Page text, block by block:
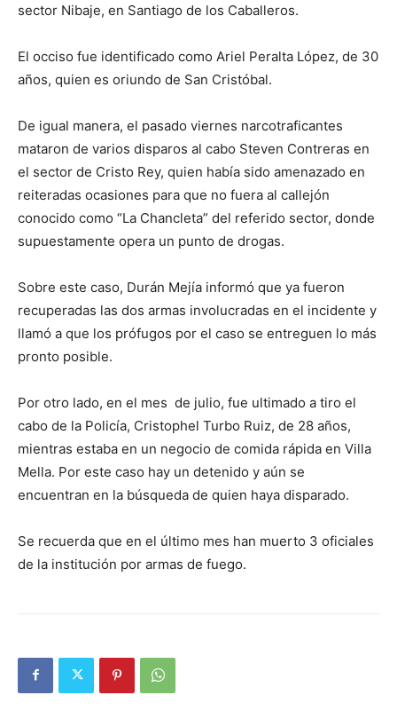
sector Nibaje, en Santiago de los Caballeros.
El occiso fue identificado como Ariel Peralta López, de 30
años, quien es oriundo de San Cristóbal.
De igual manera, el pasado viernes narcotraficantes
mataron de varios disparos al cabo Steven Contreras en
el sector de Cristo Rey, quien había sido amenazado en
reiteradas ocasiones para que no fuera al callejón
conocido como “La Chancleta” del referido sector, donde
supuestamente opera un punto de drogas.
Sobre este caso, Durán Mejía informó que ya fueron
recuperadas las dos armas involucradas en el incidente y
llamó a que los prófugos por el caso se entreguen lo más
pronto posible.
Por otro lado, en el mes de julio, fue ultimado a tiro el
cabo de la Policía, Cristophel Turbo Ruiz, de 28 años,
mientras estaba en un negocio de comida rápida en Villa
Mella. Por este caso hay un detenido y aún se
encuentran en la búsqueda de quien haya disparado.
Se recuerda que en el último mes han muerto 3 oficiales
de la institución por armas de fuego.